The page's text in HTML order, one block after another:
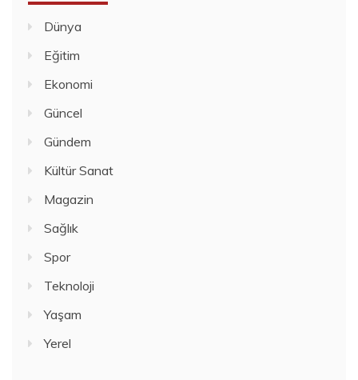
Dünya
Eğitim
Ekonomi
Güncel
Gündem
Kültür Sanat
Magazin
Sağlık
Spor
Teknoloji
Yaşam
Yerel